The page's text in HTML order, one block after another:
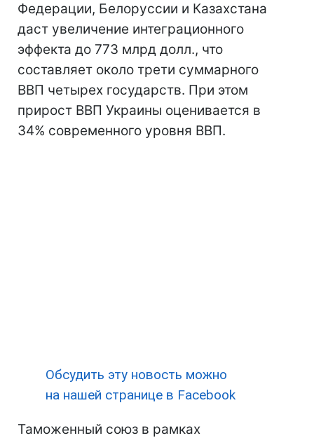
Федерации, Белоруссии и Казахстана
даст увеличение интеграционного
эффекта до 773 млрд долл., что
составляет около трети суммарного
ВВП четырех государств. При этом
прирост ВВП Украины оценивается в
34% современного уровня ВВП.
Обсудить эту новость можно
на нашей странице в Facebook
Таможенный союз в рамках